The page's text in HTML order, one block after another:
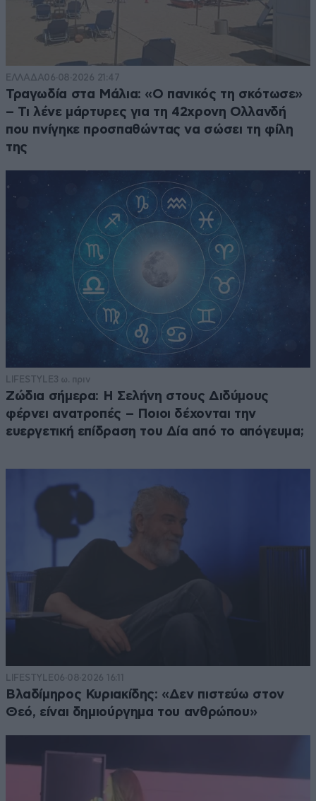
ΕΛΛΑΔΑ06·08·2026 21:47
Τραγωδία στα Μάλια: «Ο πανικός τη σκότωσε»
– Τι λένε μάρτυρες για τη 42χρονη Ολλανδή
που πνίγηκε προσπαθώντας να σώσει τη φίλη
της
LIFESTYLE3 ω. πριν
Ζώδια σήμερα: Η Σελήνη στους Διδύμους
φέρνει ανατροπές – Ποιοι δέχονται την
ευεργετική επίδραση του Δία από το απόγευμα;
LIFESTYLE06·08·2026 16:11
Βλαδίμηρος Κυριακίδης: «Δεν πιστεύω στον
Θεό, είναι δημιούργημα του ανθρώπου»